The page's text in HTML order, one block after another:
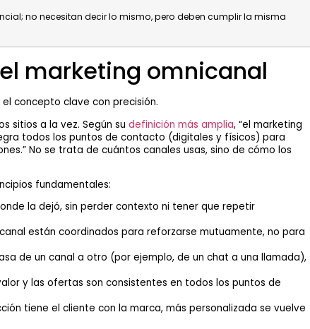
no necesitan decir lo mismo, pero deben cumplir la misma
marketing omnicanal
concepto clave con precisión.
sitios a la vez. Según su definición más amplia, “el marketing
todos los puntos de contacto (digitales y físicos) para
No se trata de cuántos canales usas, sino de cómo los
fundamentales:
la dejó, sin perder contexto ni tener que repetir
están coordinados para reforzarse mutuamente, no para
de un canal a otro (por ejemplo, de un chat a una llamada),
y las ofertas son consistentes en todos los puntos de
tiene el cliente con la marca, más personalizada se vuelve